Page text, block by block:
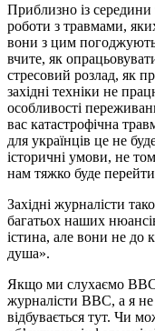
Приблизно із
роботи з травмами,
вони з цим
вчите, як
стресовий розлад, як
західні техніки не
особливості
вас катастрофічна
для українців це не
історичні умови, не
нам тяжко буде
Західні журналісти
багатьох наших
істина, але вони не до
душа».
Якщо ми слухаємо
журналісти ВВС, а я
відбувається тут. Чи